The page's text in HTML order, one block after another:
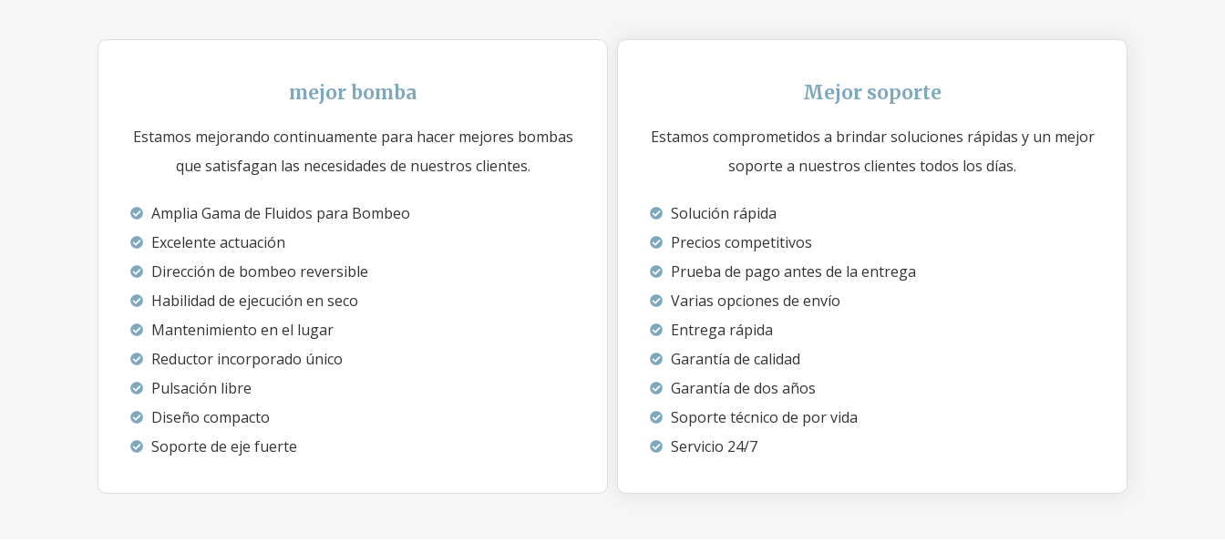
mejor bomba
Estamos mejorando continuamente para hacer mejores bombas
que satisfagan las necesidades de nuestros clientes.
Amplia Gama de Fluidos para Bombeo
Excelente actuación
Dirección de bombeo reversible
Habilidad de ejecución en seco
Mantenimiento en el lugar
Reductor incorporado único
Pulsación libre
Diseño compacto
Soporte de eje fuerte
Mejor soporte
Estamos comprometidos a brindar soluciones rápidas y un mejor
soporte a nuestros clientes todos los días.
Solución rápida
Precios competitivos
Prueba de pago antes de la entrega
Varias opciones de envío
Entrega rápida
Garantía de calidad
Garantía de dos años
Soporte técnico de por vida
Servicio 24/7